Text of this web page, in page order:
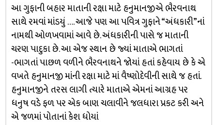
આ ગુફાની બહાર માતાની રક્ષા માટે હનુમાનજીએ ભૈરવનાથ
સાથે રમવાં માંડયું …. આજે પણ આ પવિત્ર ગુફાને “અંધકારી”નાં
નામથી ઓળખવામાં આવે છે. અંધકારીની પાસે જ માતાની
ચરણ પાદુકા છે. આ એજ સ્થાન છે જ્યાં માતાએ ભાગતાં
-ભાગતાં પાછળ વળીને ભૈરવનાથને જોયાં હતાં કહેવાય છે કે એ
વખતે હનુમાનજી માંની રક્ષા માટે માં વૈષ્ણોદેવીની સાથે જ હતાં.
હનુમાનજીને તરસ લાગી ત્યારે માતાએ એમનાં આગ્રહ પર
ધનુષ વડે ફળ પર એક બાણ ચલાવીને જલધારા પ્રકટ કરી અને
એ જળમાં પોતાનાં કેશ ધોયાં